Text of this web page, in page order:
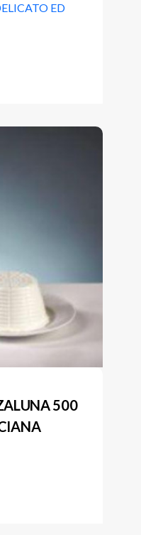
ED
500